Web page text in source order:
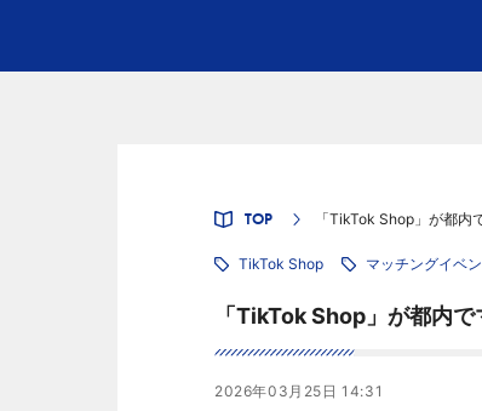
TOP 「TikTok Shop」が都
TikTok Shop マッチングイベン
「TikTok Shop」が都内
2026年03月25日 14:31